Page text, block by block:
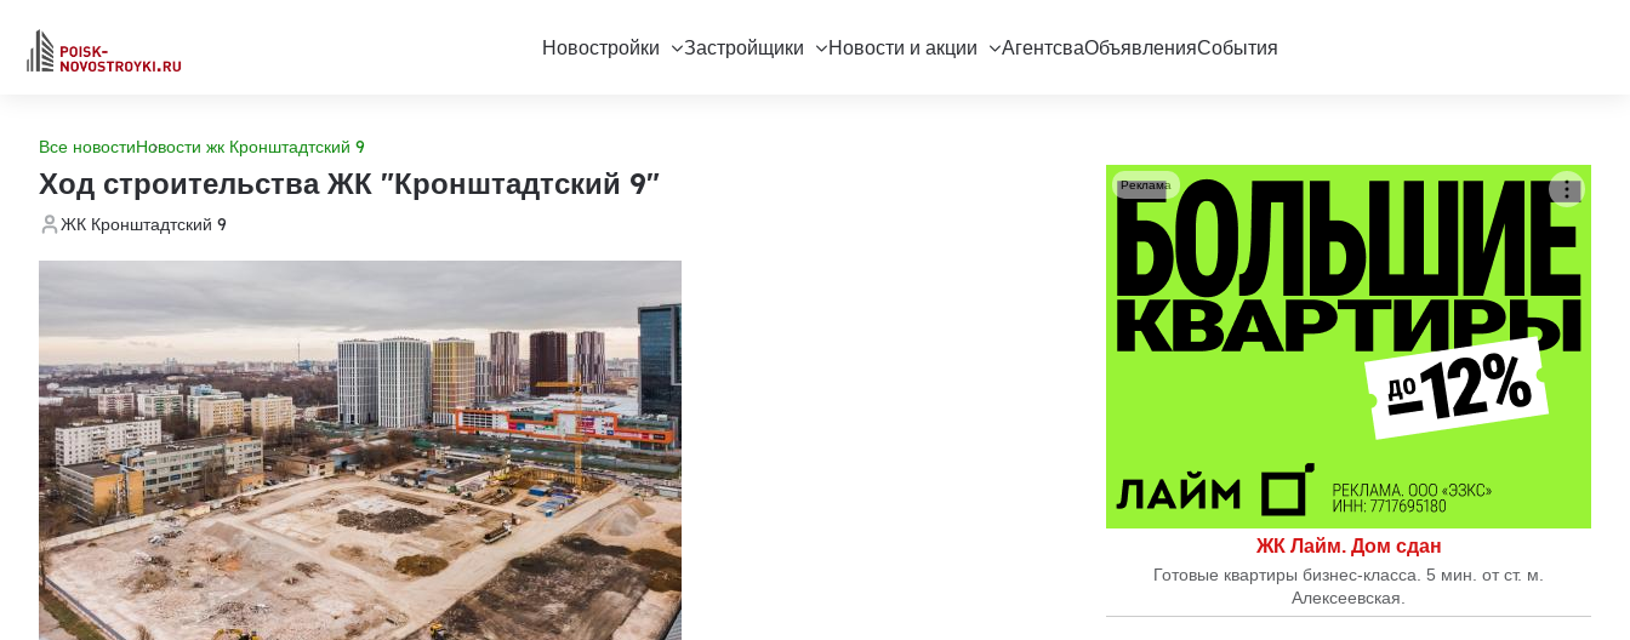
Новостройки Застройщики Новости и акции АгентсваОбъявленияСобытия
Все новостиНовости жк Кронштадтский 9
Ход строительства ЖК "Кронштадтский 9"
ЖК Кронштадтский 9
ЖК Лайм. Дом сдан
Готовые квартиры бизнес-класса. 5 мин. от ст. м.
Алексеевская.
Реклама